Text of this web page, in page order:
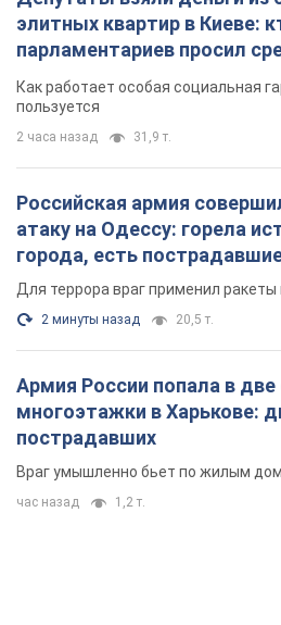
атаку на Одессу: горела
города, есть
2 минуты назад
Армия России попала в
многоэтажки в Харькове:
пострадавших
Враг умышленно бьет по жилым
час назад 1,2 т.